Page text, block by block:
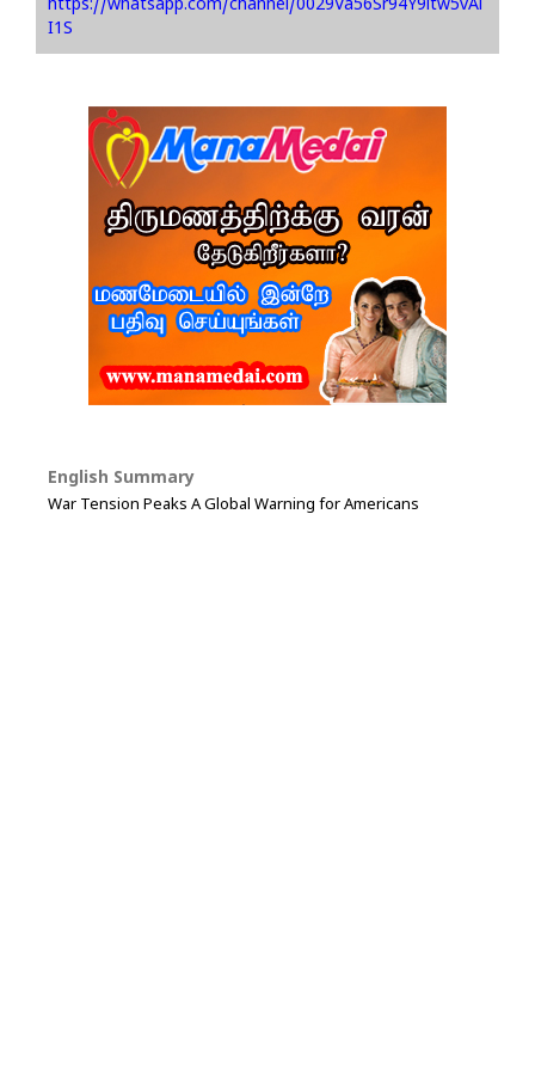
https://whatsapp.com/channel/0029Va56Sr94Y9ltw5vAi
I1S
English Summary
War Tension Peaks A Global Warning for Americans